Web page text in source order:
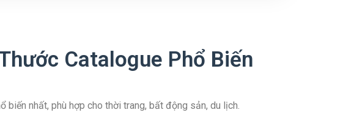
Catalogue Phổ Biến
biến nhất, phù hợp cho thời trang, bất động sản, du lịch.